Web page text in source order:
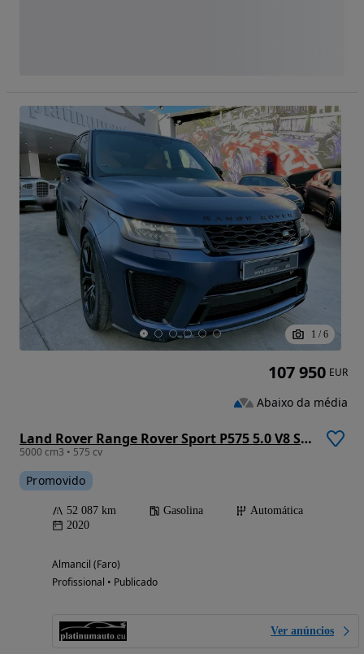
1 / 6
Land Rover Range Rover Sport P575 5.0 V8 SVR Carbon Edition
5000 cm3 • 575 cv
Promovido
52 087 km Gasolina
Automática
2020
Almancil (Faro)
Profissional • Publicado
Ver anúncios
107 950 EUR
Abaixo da média